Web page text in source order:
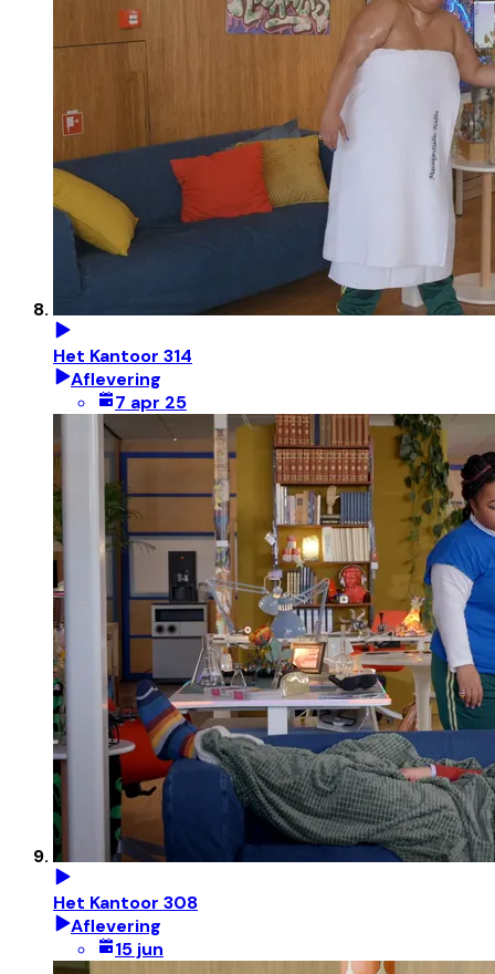
Het Kantoor 314
Aflevering
7 apr 25
Het Kantoor 308
Aflevering
15 jun